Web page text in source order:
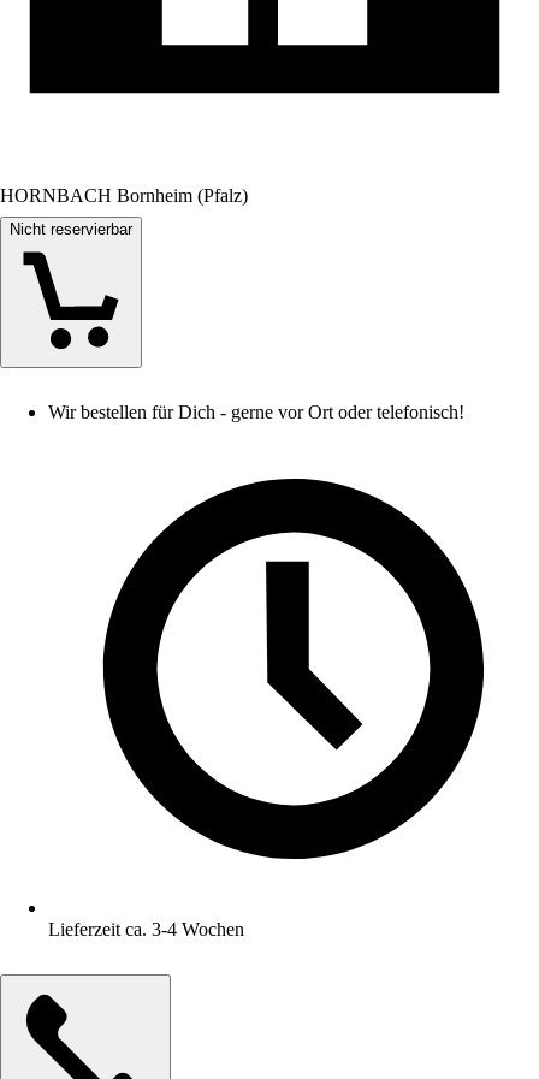
HORNBACH Bornheim (Pfalz)
Nicht reservierbar
Wir bestellen für Dich - gerne vor Ort oder telefonisch!
Lieferzeit ca. 3-4 Wochen